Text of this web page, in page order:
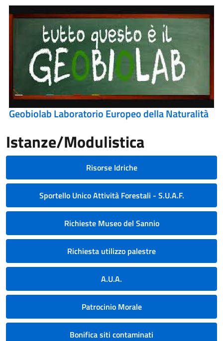
Geobiolab Laboratorio Europeo della Naturalità
Istanze/Modulistica
Risorse Idriche
Sportello Unico Attività Forestali - S.U.A.F.
Richieste Museo del Sannio
Richiesta utilizzo palestre
A.U.A.
Patrocinio Morale
Bonifica siti contaminati